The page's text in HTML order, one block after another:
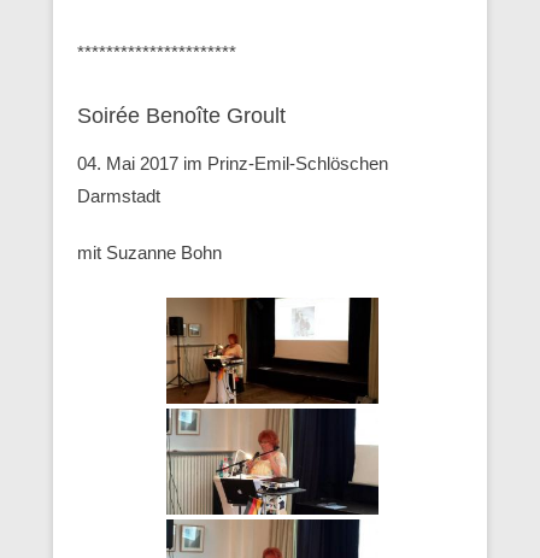
**********************
Soirée Benoîte Groult
04. Mai 2017 im Prinz-Emil-Schlöschen
Darmstadt
mit Suzanne Bohn